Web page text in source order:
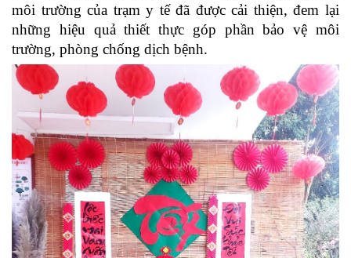
môi trường của trạm y tế đã được cải thiện, đem lại
những hiệu quả thiết thực góp phần bảo vệ môi
trường, phòng chống dịch bệnh.